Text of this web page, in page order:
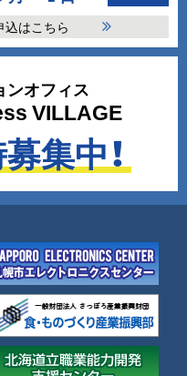
込はこちら
ンオフィス
VILLAGE
集中！